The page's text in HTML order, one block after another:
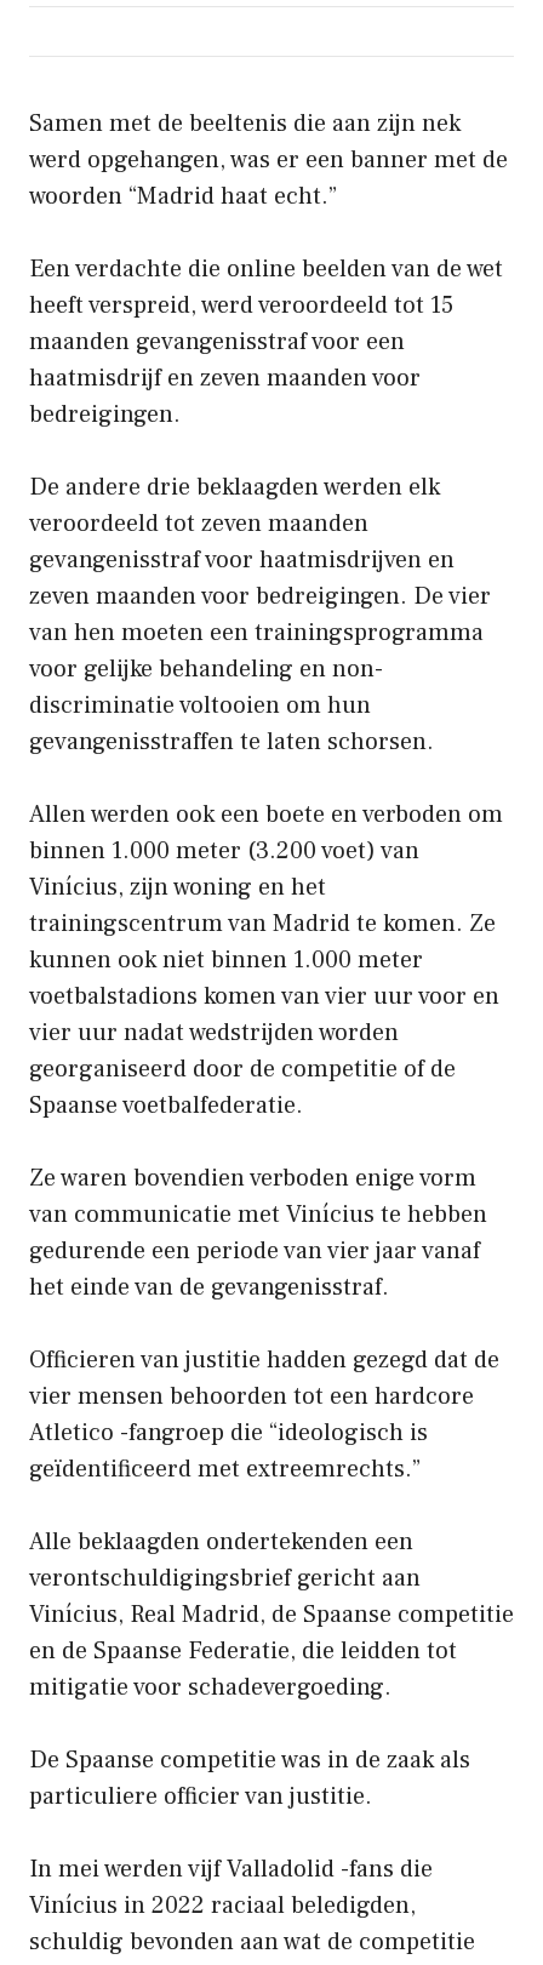
Samen met de beeltenis die aan zijn nek
werd opgehangen, was er een banner met de
woorden “Madrid haat echt.”
Een verdachte die online beelden van de wet
heeft verspreid, werd veroordeeld tot 15
maanden gevangenisstraf voor een
haatmisdrijf en zeven maanden voor
bedreigingen.
De andere drie beklaagden werden elk
veroordeeld tot zeven maanden
gevangenisstraf voor haatmisdrijven en
zeven maanden voor bedreigingen. De vier
van hen moeten een trainingsprogramma
voor gelijke behandeling en non-
discriminatie voltooien om hun
gevangenisstraffen te laten schorsen.
Allen werden ook een boete en verboden om
binnen 1.000 meter (3.200 voet) van
Vinícius, zijn woning en het
trainingscentrum van Madrid te komen. Ze
kunnen ook niet binnen 1.000 meter
voetbalstadions komen van vier uur voor en
vier uur nadat wedstrijden worden
georganiseerd door de competitie of de
Spaanse voetbalfederatie.
Ze waren bovendien verboden enige vorm
van communicatie met Vinícius te hebben
gedurende een periode van vier jaar vanaf
het einde van de gevangenisstraf.
Officieren van justitie hadden gezegd dat de
vier mensen behoorden tot een hardcore
Atletico -fangroep die “ideologisch is
geïdentificeerd met extreemrechts.”
Alle beklaagden ondertekenden een
verontschuldigingsbrief gericht aan
Vinícius, Real Madrid, de Spaanse competitie
en de Spaanse Federatie, die leidden tot
mitigatie voor schadevergoeding.
De Spaanse competitie was in de zaak als
particuliere officier van justitie.
In mei werden vijf Valladolid -fans die
Vinícius in 2022 raciaal beledigden,
schuldig bevonden aan wat de competitie